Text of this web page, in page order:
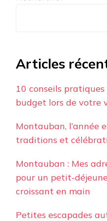
Articles
10 conseils
budget lors de votre
Montauban, l’année
traditions et
Montauban : Mes
pour un petit-
croissant en main
Petites escapades